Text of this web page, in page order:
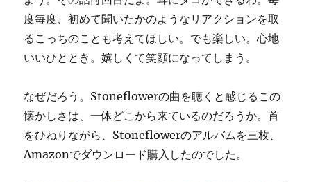
度毎度、初めて聞いたかのようなリアクションを取
るこっちのことも考えてほしい。でも楽しい。心地
いいひととき。嬉しくて笑顔になってしまう。
なぜだろう。Stoneflowerの曲を聴くと感じるこの
懐かしさは、一体どこから来ているのだろうか。首
をひねりながら、Stoneflowerのアルバムを三枚、
Amazonでダウンロード購入したのでした。